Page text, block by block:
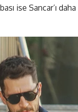
ise Sancar’ı